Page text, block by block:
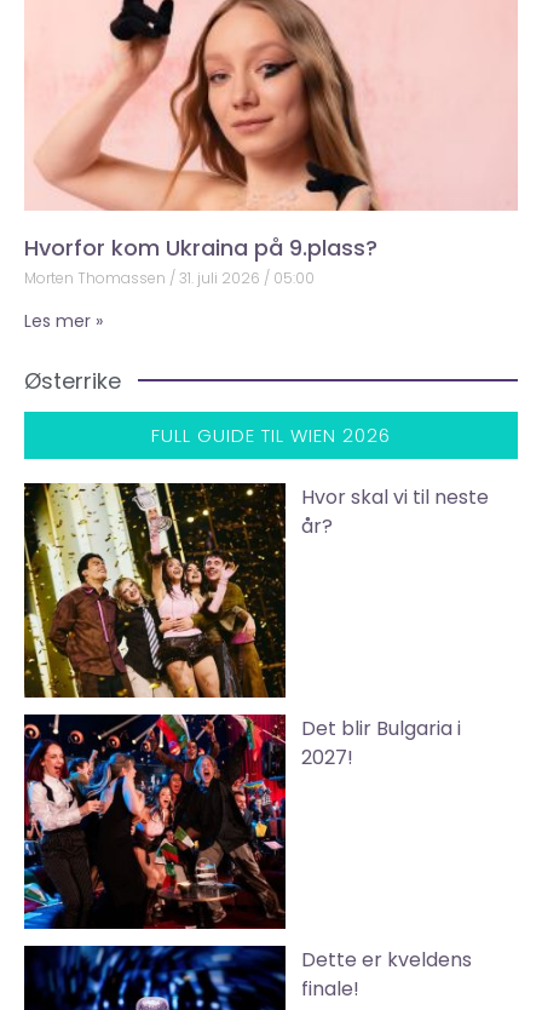
Hvorfor kom Ukraina på 9.plass?
Morten Thomassen 31. juli 2026 05:00
Les mer »
Østerrike
FULL GUIDE TIL WIEN 2026
Hvor skal vi til neste
år?
Det blir Bulgaria i
2027!
Dette er kveldens
finale!